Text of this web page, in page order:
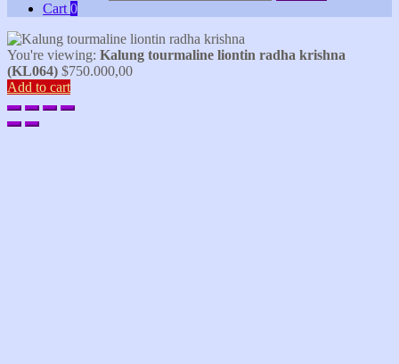
Cart 0
You're viewing: Kalung tourmaline liontin radha krishna
(KL064) $750.000,00
Add to cart